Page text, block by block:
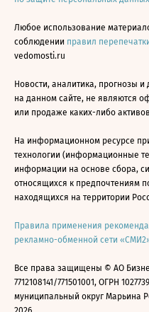
Любое использование
соблюдении правил
vedomosti.ru
Новости, аналитика, прогнозы
на данном сайте, не являются
или продаже каких-либо
На информационном ресурсе
технологии (информационные
информации на основе сбора,
относящихся к предпочтениям
находящихся на территории
Правила применения
рекламно-обменной сети
Все права защищены © АО
7712108141/771501001, ОГРН
муниципальный округ Марьина